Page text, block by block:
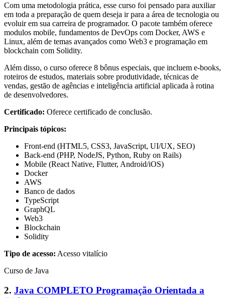
Com uma metodologia prática, esse curso foi pensado para auxiliar
em toda a preparação de quem deseja ir para a área de tecnologia ou
evoluir em sua carreira de programador. O pacote também oferece
modulos mobile, fundamentos de DevOps com Docker, AWS e
Linux, além de temas avançados como Web3 e programação em
blockchain com Solidity.
Além disso, o curso oferece 8 bônus especiais, que incluem e-books,
roteiros de estudos, materiais sobre produtividade, técnicas de
vendas, gestão de agências e inteligência artificial aplicada à rotina
de desenvolvedores.
Certificado: Oferece certificado de conclusão.
Principais tópicos:
Front‑end (HTML5, CSS3, JavaScript, UI/UX, SEO)
Back‑end (PHP, NodeJS, Python, Ruby on Rails)
Mobile (React Native, Flutter, Android/iOS)
Docker
AWS
Banco de dados
TypeScript
GraphQL
Web3
Blockchain
Solidity
Tipo de acesso: Acesso vitalício
Curso de Java
2. Java COMPLETO Programação Orientada a